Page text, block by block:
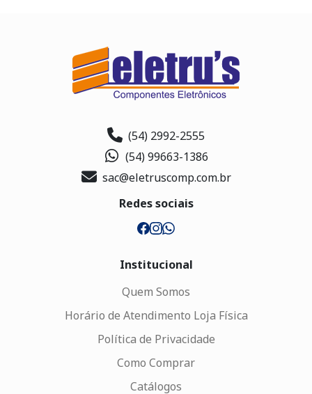
(54) 2992-2555
(54) 99663-1386
sac@eletruscomp.com.br
Redes sociais
Institucional
Quem Somos
Horário de Atendimento Loja Física
Política de Privacidade
Como Comprar
Catálogos